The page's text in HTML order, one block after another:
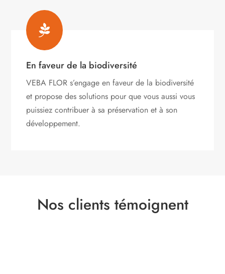

En faveur de la biodiversité
VEBA FLOR s’engageen faveur de la biodiversité
et propose des solutions pour que vous aussi vous
puissiez contribuer à sa préservation et à son
développement.
Nos clients témoignent